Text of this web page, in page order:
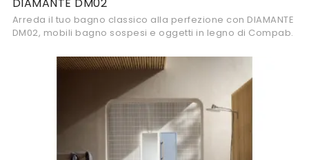
Arreda il tuo bagno classico alla perfezione con DIAMANTE
DM02, mobili bagno sospesi e oggetti in legno di Compab.